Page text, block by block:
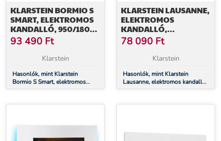
KLARSTEIN BORMIO S
SMART, ELEKTROMOS
KANDALLÓ, 950/1800
W, TERMOSZTÁT, HETI
IDŐZÍTŐ, FEKETE
93 490 Ft
Klarstein
Hasonlók, mint Klarstein
Bormio S Smart, elektromos
kandalló, 950/1800 W,
KLARSTEIN LAUSANNE,
ELEKTROMOS
KANDALLÓ,
1000/2000 W, LED,
TÁVIRÁNYÍTÓ
78 090 Ft
Klarstein
Hasonlók, mint Klarstein
Lausanne, elektromos kandalló,
1000/2000 W, LED, távirányító